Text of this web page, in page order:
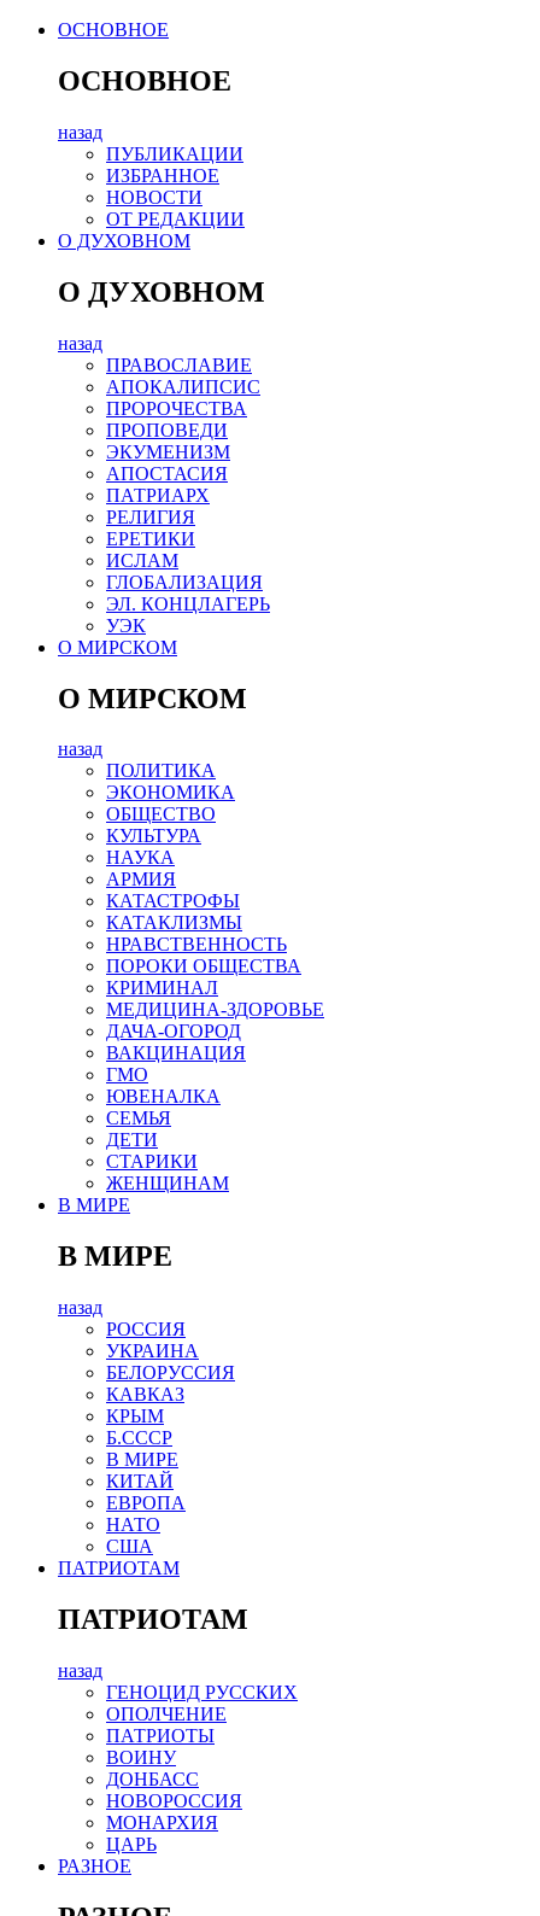
ОСНОВНОЕ
ОСНОВНОЕ
назад
ПУБЛИКАЦИИ
ИЗБРАННОЕ
НОВОСТИ
ОТ РЕДАКЦИИ
О ДУХОВНОМ
О ДУХОВНОМ
назад
ПРАВОСЛАВИЕ
АПОКАЛИПСИС
ПРОРОЧЕСТВА
ПРОПОВЕДИ
ЭКУМЕНИЗМ
АПОСТАСИЯ
ПАТРИАРХ
РЕЛИГИЯ
ЕРЕТИКИ
ИСЛАМ
ГЛОБАЛИЗАЦИЯ
ЭЛ. КОНЦЛАГЕРЬ
УЭК
О МИРСКОМ
О МИРСКОМ
назад
ПОЛИТИКА
ЭКОНОМИКА
ОБЩЕСТВО
КУЛЬТУРА
НАУКА
АРМИЯ
КАТАСТРОФЫ
КАТАКЛИЗМЫ
НРАВСТВЕННОСТЬ
ПОРОКИ ОБЩЕСТВА
КРИМИНАЛ
МЕДИЦИНА-ЗДОРОВЬЕ
ДАЧА-ОГОРОД
ВАКЦИНАЦИЯ
ГМО
ЮВЕНАЛКА
СЕМЬЯ
ДЕТИ
СТАРИКИ
ЖЕНЩИНАМ
В МИРЕ
В МИРЕ
назад
РОСCИЯ
УКРАИНА
БЕЛОРУССИЯ
КАВКАЗ
КРЫМ
Б.СССР
В МИРЕ
КИТАЙ
ЕВРОПА
НАТО
США
ПАТРИОТАМ
ПАТРИОТАМ
назад
ГЕНОЦИД РУССКИХ
ОПОЛЧЕНИЕ
ПАТРИОТЫ
ВОИНУ
ДОНБАСС
НОВОРОССИЯ
МОНАРХИЯ
ЦАРЬ
РАЗНОЕ